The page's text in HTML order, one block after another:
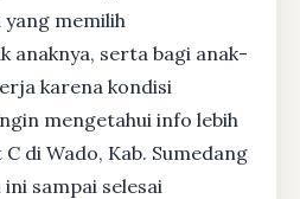
memilih
anaknya, serta bagi anak-
karena kondisi
mengetahui info lebih
di Wado, Kab. Sumedang
sampai selesai